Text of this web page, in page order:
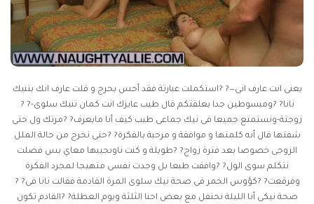
يعنى انت عارف انى—? ?استكملت عبارتة فقد أحس بحرج و قلت عارف انك بتنيك
نانا? ?ومبسوطين جدا بعلقتكم قال طيب عايزك انت كمان تنيك سلوى-? ?
زوجتة-ونستمتع جميعا فى نيك جماعى طيب كيف أنا مابعرف? ?مرتك ول حتى
شفتها قال أنه كلمتها و موافقة و مرحبة بالفكرة? ?حتى نخرج من حالة الملل
الزوجى خصوصا بعد فترة زواج? ?طوبلة و كنت ناوىجيبها معاي بس فضلت
نتكلم سوى الول? ?وافقت طبعا بل وجدت نفسى متهيجا لمجرد الفكرة
وفرقعت? ?كؤوس الخمر فى صحة نيك سلوى المرة القادمة فقالت نانا فى? ?
صحة نيكى أنا الليلة نحتفل مع بعض احنا الثلثة ويوم العطلة? ?القادم تكون